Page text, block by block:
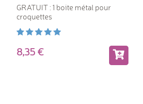
GRATUIT : 1 boite métal pour
croquettes
8,35